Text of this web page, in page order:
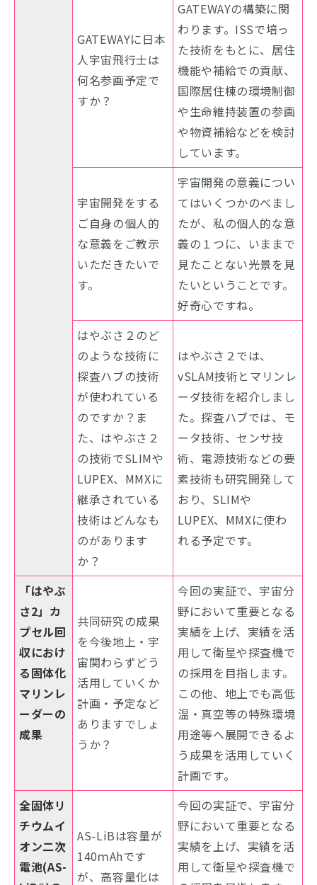
GATEWAYに日本
人宇宙飛行士は
何名参画予定で
すか？
GATEWAYの構築に関
わります。ISSで培っ
た技術をもとに、居住
機能や補給での貢献、
国際居住棟の環境制御
や生命維持装置の参画
や物資補給などを検討
しています。
宇宙開発をする
ご自身の個人的
な意義をご教示
いただきたいで
す。
宇宙開発の意義につい
てはいくつかのべまし
たが、私の個人的な意
義の１つに、いままで
見たことない光景を見
たいということです。
好奇心ですね。
はやぶさ２のど
のような技術に
探査ハブの技術
が使われている
のですか？ま
た、はやぶさ２
の技術でSLIMや
LUPEX、MMXに
継承されている
技術はどんなも
のがあります
か？
はやぶさ２では、
vSLAM技術とマリンレ
ーダ技術を紹介しまし
た。探査ハブでは、モ
ータ技術、センサ技
術、電源技術などの要
素技術も研究開発して
おり、SLIMや
LUPEX、MMXに使わ
れる予定です。
「はやぶ
さ2」カ
プセル回
収におけ
る固体化
マリンレ
ーダーの
成果
共同研究の成果
を今後地上・宇
宙関わらずどう
活用していくか
計画・予定など
ありますでしょ
うか？
今回の実証で、宇宙分
野において重要となる
実績を上げ、実績を活
用して衛星や探査機で
の採用を目指します。
この他、地上でも高低
温・真空等の特殊環境
用途等へ展開できるよ
う成果を活用していく
計画です。
全固体リ
チウムイ
オン二次
電池(AS-
AS-LiBは容量が
140ｍAhです
が、高容量化は
今回の実証で、宇宙分
野において重要となる
実績を上げ、実績を活
用して衛星や探査機で